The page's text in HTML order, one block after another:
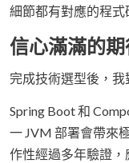
細節都有對應的程式
信心滿滿的
完成技術選型後，我
Spring Boot 和
一 JVM 部署會帶來
作性經過多年驗證，